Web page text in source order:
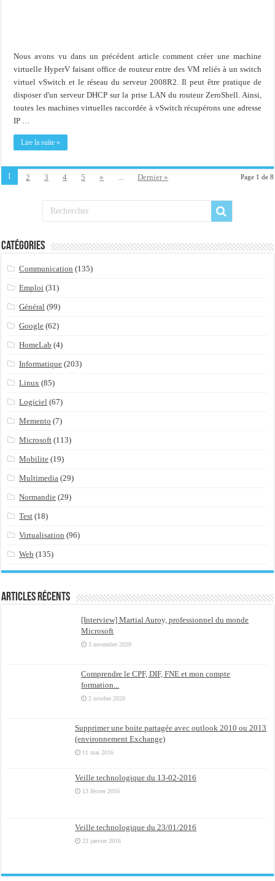
Nous avons vu dans un précédent article comment créer une machine
virtuelle HyperV faisant office de routeur entre des VM reliés à un switch
virtuel vSwitch et le réseau du serveur 2008R2. Il peut être pratique de
disposer d'un serveur DHCP sur la prise LAN du routeur ZeroShell. Ainsi,
toutes les machines virtuelles raccordée à vSwitch récupérons une adresse
IP …
Lire la suite »
Page 1 de 8
1 2 3 4 5 » Dernier »
Catégories
Communication (135)
Emploi (31)
Général (99)
Google (62)
HomeLab (4)
Informatique (203)
Linux (85)
Logiciel (67)
Memento (7)
Microsoft (113)
Mobilite (19)
Multimedia (29)
Normandie (29)
Test (18)
Virtualisation (96)
Web (135)
Articles récents
[Interview] Martial Auroy, professionnel du monde
Microsoft
3 novembre 2020
Comprendre le CPF, DIF, FNE et mon compte
formation...
2 octobre 2020
Supprimer une boite partagée avec outlook 2010 ou 2013
(environnement Exchange)
11 mai 2016
Veille technologique du 13-02-2016
13 février 2016
Veille technologique du 23/01/2016
23 janvier 2016